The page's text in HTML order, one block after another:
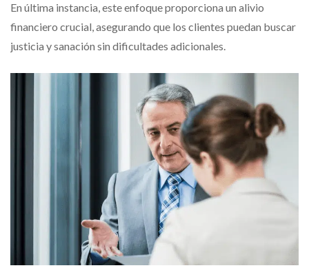
En última instancia, este enfoque proporciona un alivio
financiero crucial, asegurando que los clientes puedan buscar
justicia y sanación sin dificultades adicionales.